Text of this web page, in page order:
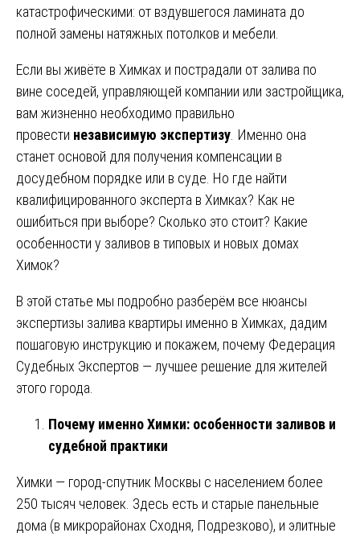
катастрофическими: от вздувшегося ламината до
полной замены натяжных потолков и мебели.
Если вы живёте в Химках и пострадали от залива по
вине соседей, управляющей компании или застройщика,
вам жизненно необходимо правильно
провести независимую экспертизу. Именно она
станет основой для получения компенсации в
досудебном порядке или в суде. Но где найти
квалифицированного эксперта в Химках? Как не
ошибиться при выборе? Сколько это стоит? Какие
особенности у заливов в типовых и новых домах
Химок?
В этой статье мы подробно разберём все нюансы
экспертизы залива квартиры именно в Химках, дадим
пошаговую инструкцию и покажем, почему Федерация
Судебных Экспертов — лучшее решение для жителей
этого города.
Почему именно Химки: особенности заливов и
судебной практики
Химки — город-спутник Москвы с населением более
250 тысяч человек. Здесь есть и старые панельные
дома (в микрорайонах Сходня, Подрезково), и элитные